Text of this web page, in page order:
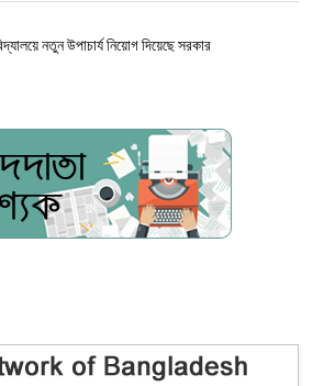
নতুন উপাচার্য নিয়োগ দিয়েছে সরকার